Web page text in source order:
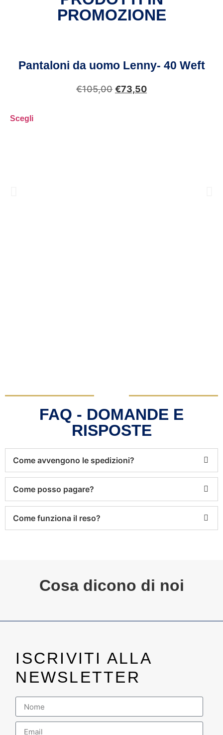
PROMOZIONE
Pantaloni da uomo Lenny- 40 Weft
€105,00 €73,50
Scegli
FAQ - DOMANDE E
RISPOSTE
Come avvengono le spedizioni?
Come posso pagare?
Come funziona il reso?
Cosa dicono di noi
ISCRIVITI ALLA
NEWSLETTER